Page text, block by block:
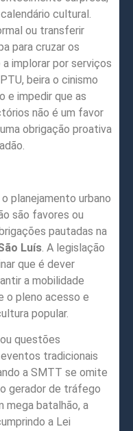
cultural.
ou transferir
para cruzar os
implorar por serviços
beira o cinismo
e impedir que as
não é um favor
obrigação proativa
planejamento urbano
são favores ou
pautadas na
Luís. A legislação
que é dever
a mobilidade
o pleno acesso e
popular.
questões
tradicionais
a SMTT se omite
gerador de tráfego
mega batalhão, a
a Lei